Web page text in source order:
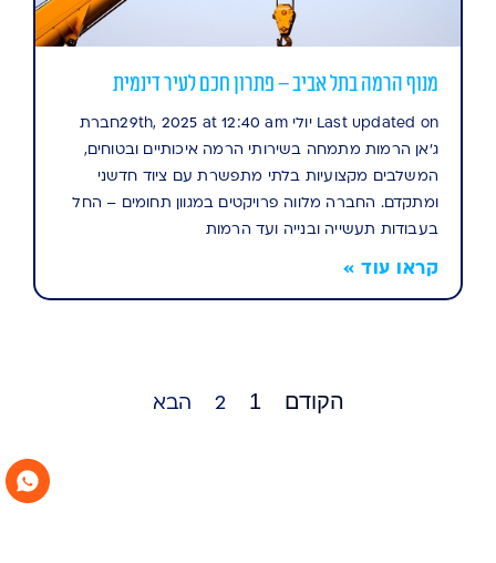
מנוף הרמה בתל אביב – פתרון חכם לעיר דינמית
Last updated on יולי 29th, 2025 at 12:40 amחברת
ג'אן הרמות מתמחה בשירותי הרמה איכותיים ובטוחים,
המשלבים מקצועיות בלתי מתפשרת עם ציוד חדשני
ומתקדם. החברה מלווה פרויקטים במגוון תחומים – החל
בעבודות תעשייה ובנייה ועד הרמות
קראו עוד »
הקודם 1
2 הבא